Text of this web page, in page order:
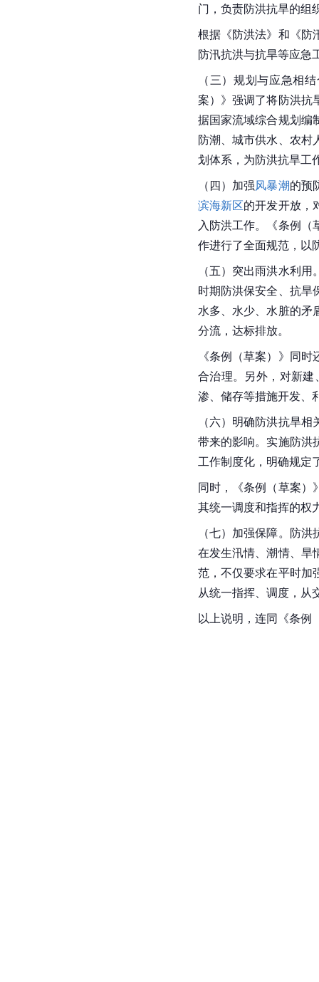
门，负责防洪抗旱的组
根据《防洪法》和《防
防汛抗洪与抗旱等应急
（三）规划与应急相
案）》强调了将防洪抗
据国家流域综合规划编
防潮、城市供水、农村
划体系，为防洪抗旱工
（四）加强风暴潮的预
滨海新区的开发开放，
入防洪工作。《条例
作进行了全面规范，以
（五）突出雨洪水利
时期防洪保安全、抗旱
水多、水少、水脏的矛
分流，达标排放。
《条例（草案）》同
合治理。另外，对新
渗、储存等措施开发、
（六）明确防洪抗旱
带来的影响。实施防洪
工作制度化，明确规定
同时，《条例（草案）
其统一调度和指挥的权
（七）加强保障。防
在发生汛情、潮情、旱
范，不仅要求在平时加
从统一指挥、调度，从
以上说明，连同《条例